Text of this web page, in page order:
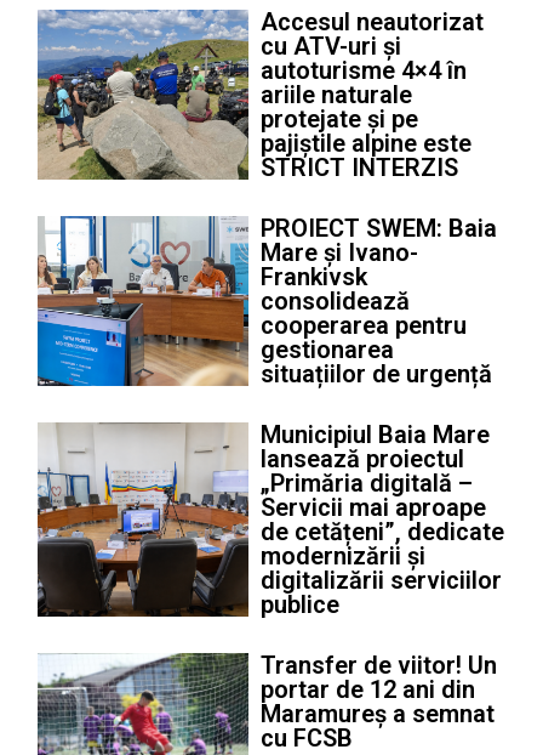
Accesul neautorizat
cu ATV-uri și
autoturisme 4×4 în
ariile naturale
protejate și pe
pajiștile alpine este
STRICT INTERZIS
PROIECT SWEM: Baia
Mare și Ivano-
Frankivsk
consolidează
cooperarea pentru
gestionarea
situațiilor de urgență
Municipiul Baia Mare
lansează proiectul
„Primăria digitală –
Servicii mai aproape
de cetățeni”, dedicate
modernizării și
digitalizării serviciilor
publice
Transfer de viitor! Un
portar de 12 ani din
Maramureș a semnat
cu FCSB